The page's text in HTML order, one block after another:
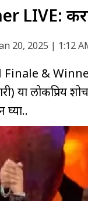
Hindi In Marathi
LIVE:
20, 2025 | 1:12
& Winner
लोकप्रिय